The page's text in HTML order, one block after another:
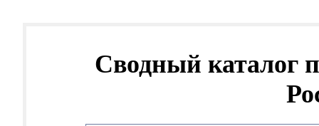
Сводный каталог